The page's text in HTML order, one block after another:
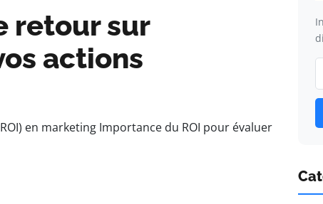
retour sur
actions
en marketing Importance du ROI pour évaluer